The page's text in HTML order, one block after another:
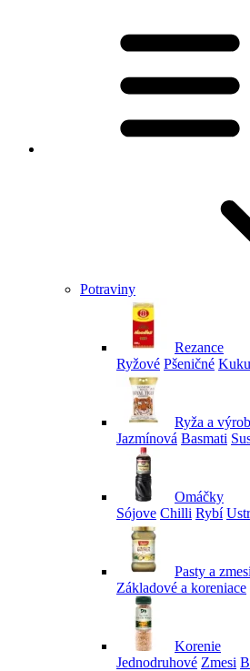
Potraviny
Rezance
Ryžové Pšeničné
Ryža a
Jazmínová Basmati
Omáčky
Sójove Chilli Rybí
Pasty a zmesi
Základové a koreniace
Korenie
Jednodruhové Zmesi